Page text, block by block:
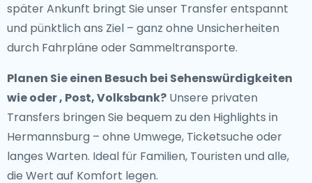
später Ankunft bringt Sie unser Transfer entspannt
und pünktlich ans Ziel – ganz ohne Unsicherheiten
durch Fahrpläne oder Sammeltransporte.
Planen Sie einen Besuch bei Sehenswürdigkeiten
wie oder , Post, Volksbank? Unsere privaten
Transfers bringen Sie bequem zu den Highlights in
Hermannsburg – ohne Umwege, Ticketsuche oder
langes Warten. Ideal für Familien, Touristen und alle,
die Wert auf Komfort legen.